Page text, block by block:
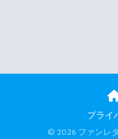
プライ
© 2026 ファンレ